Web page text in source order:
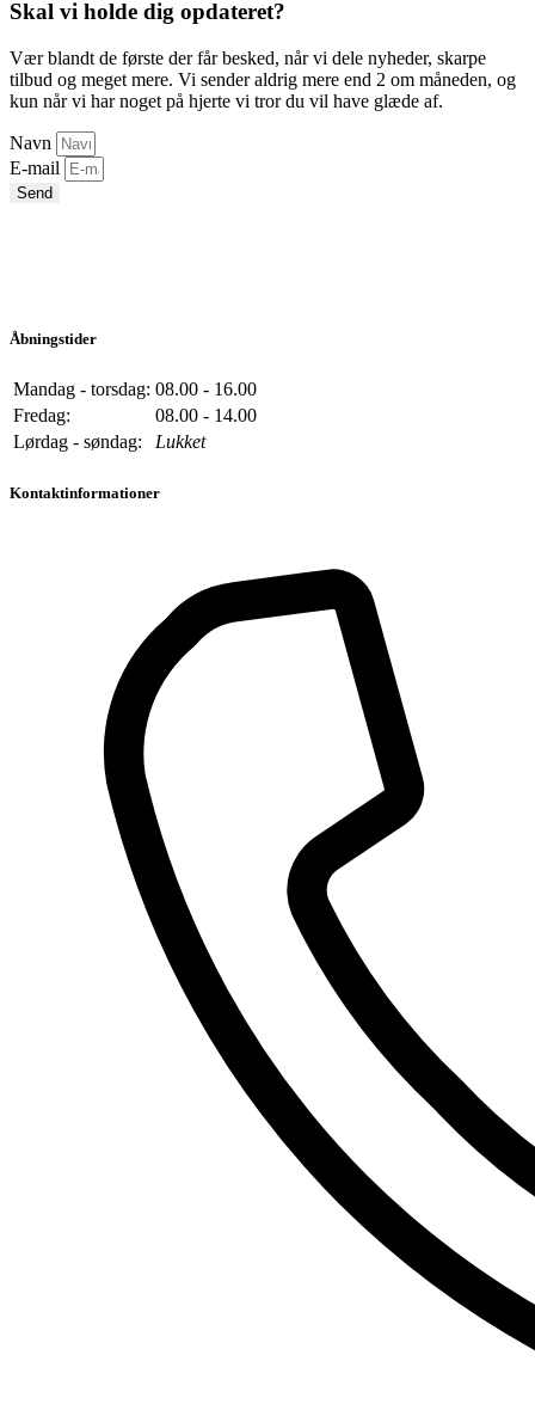
Skal vi holde dig opdateret?
Vær blandt de første der får besked, når vi dele nyheder, skarpe
tilbud og meget mere. Vi sender aldrig mere end 2 om måneden, og
kun når vi har noget på hjerte vi tror du vil have glæde af.
Navn
E-mail
Send
Åbningstider
Mandag - torsdag: 08.00 - 16.00
Fredag:
08.00 - 14.00
Lørdag - søndag:
Lukket
Kontaktinformationer